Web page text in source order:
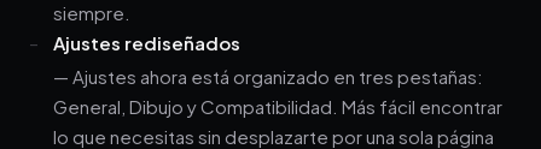
siempre.
Ajustes rediseñados
— Ajustes ahora está organizado en tres pestañas:
General, Dibujo y Compatibilidad. Más fácil encontrar
lo que necesitas sin desplazarte por una sola página